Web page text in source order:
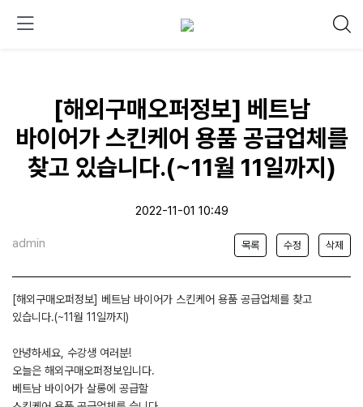
[해외구매오퍼정보] 베트남
바이어가 스킨케어 용품 공급업체를
찾고 있습니다.(~11월 11일까지)
2022-11-01 10:49
admin 목록 수정 삭제
[해외구매오퍼정보] 베트남 바이어가 스킨케어 용품 공급업체를 찾고
있습니다.(~11월 11일까지)
안녕하세요, 수강생 여러분!
오늘은 해외구매오퍼정보입니다.
베트남 바이어가 살롱에 공급할